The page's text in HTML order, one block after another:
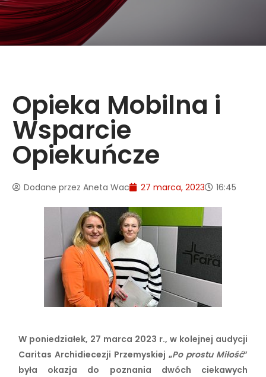
Opieka Mobilna i
Wsparcie
Opiekuńcze
Dodane przez Aneta Wac 27 marca, 2023 16:45
W poniedziałek, 27 marca 2023 r., w kolejnej audycji
Caritas Archidiecezji Przemyskiej „Po prostu Miłość”
była okazja do poznania dwóch ciekawych